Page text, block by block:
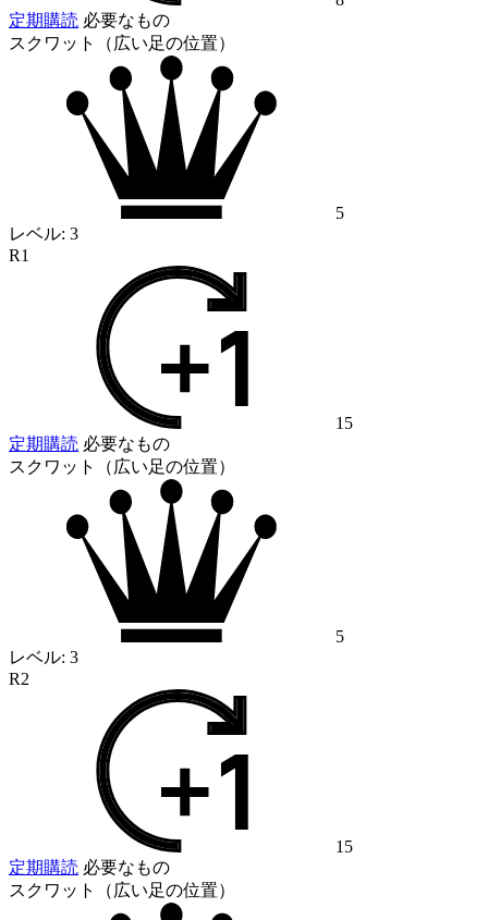
定期購読 必要なもの
スクワット（広い足の位置）
5
レベル: 3
R1
15
定期購読 必要なもの
スクワット（広い足の位置）
5
レベル: 3
R2
15
定期購読 必要なもの
スクワット（広い足の位置）